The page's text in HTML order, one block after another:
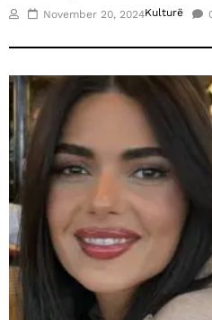
Futbollistët e SC
Elisa Spiropali, ka
December 24, 2024
November 20, 2024Kulturë